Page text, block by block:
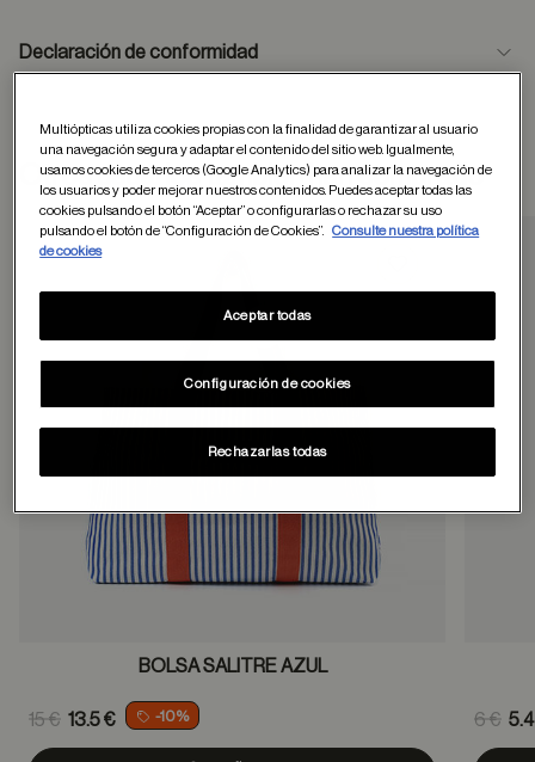
Declaración de conformidad
Otros usuarios tambien han comprado
BOLSA SALITRE AZUL
Price reduced from
15 € 13.5 € -10% 6 €
Multiópticas utiliza cookies propias con la finalidad de garantizar al usuario
una navegación segura y adaptar el contenido del sitio web. Igualmente,
usamos cookies de terceros (Google Analytics) para analizar la navegación de
los usuarios y poder mejorar nuestros contenidos. Puedes aceptar todas las
cookies pulsando el botón “Aceptar” o configurarlas o rechazar su uso
pulsando el botón de “Configuración de Cookies”.
Consulte nuestra política
de cookies
Configuración de cookies
Rechazarlas todas
Aceptar todas